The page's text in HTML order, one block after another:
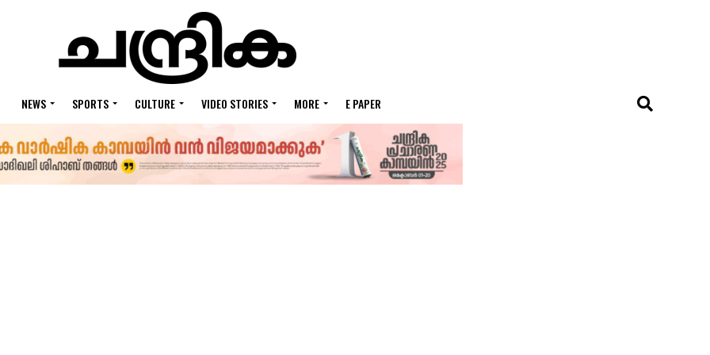
NEWS SPORTS CULTURE VIDEO STORIES MORE E PAPER